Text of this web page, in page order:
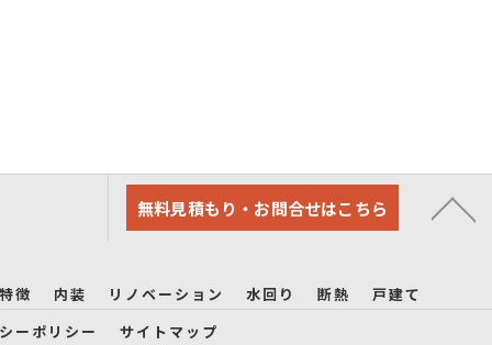
無料見積もり・お問合せはこちら
徴 内装 リノベーション 水回り 断熱
戸建て
ーポリシー サイトマップ